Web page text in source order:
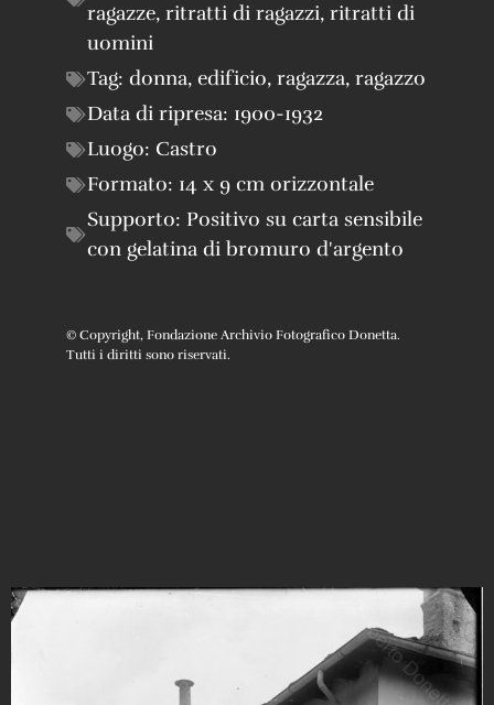
ragazze, ritratti di ragazzi, ritratti di
uomini
Tag: donna, edificio, ragazza, ragazzo
Data di ripresa: 1900-1932
Luogo: Castro
Formato: 14 x 9 cm orizzontale
Supporto: Positivo su carta sensibile
con gelatina di bromuro d'argento
© Copyright, Fondazione Archivio Fotografico Donetta.
Tutti i diritti sono riservati.